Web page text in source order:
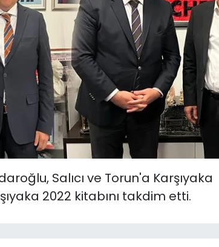
Salıcı ve Torun'a Karşıyaka
2022 kitabını takdim etti.